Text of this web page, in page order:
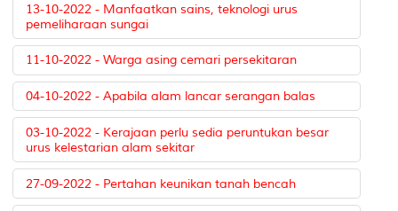
13-10-2022 - Manfaatkan sains, teknologi urus
pemeliharaan sungai
11-10-2022 - Warga asing cemari persekitaran
04-10-2022 - Apabila alam lancar serangan balas
03-10-2022 - Kerajaan perlu sedia peruntukan besar
urus kelestarian alam sekitar
27-09-2022 - Pertahan keunikan tanah bencah